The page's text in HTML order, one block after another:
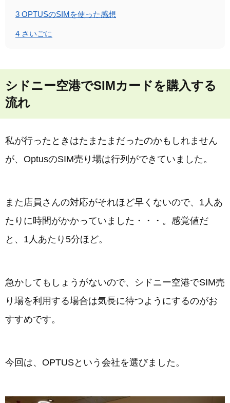
3 OPTUSのSIMを使った感想
4 さいごに
シドニー空港でSIMカードを購入する
流れ
私が行ったときはたまたまだったのかもしれません
が、OptusのSIM売り場は行列ができていました。
また店員さんの対応がそれほど早くないので、1人あ
たりに時間がかかっていました・・・。感覚値だ
と、1人あたり5分ほど。
急かしてもしょうがないので、シドニー空港でSIM売
り場を利用する場合は気長に待つようにするのがお
すすめです。
今回は、OPTUSという会社を選びました。